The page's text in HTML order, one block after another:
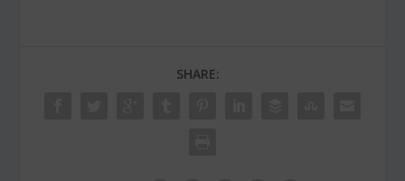
SHARE: